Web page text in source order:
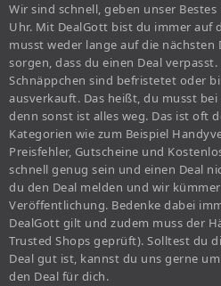
Wir sind schnell, geben unser
Uhr. Mit DealGott bist du immer auf
musst weder lange auf die nächsten
sorgen, dass du einen Deal
Schnäppchen sind befristetet oder
ausverkauft. Das heißt, du musst bei
denn sonst ist alles weg. Das ist oft
Kategorien wie zum Beispiel
Preisfehler, Gutscheine und
schnell genug sein und einen Deal
du den Deal melden und wir
Veröffentlichung. Bedenke dabei
DealGott gilt und zudem muss der
Trusted Shops geprüft). Solltest du
Deal gut ist, kannst du uns gerne
den Deal für dich.